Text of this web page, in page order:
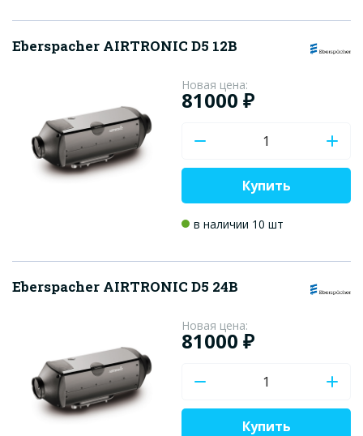
Eberspacher AIRTRONIC D5 12В
Новая цена:
81000 ₽
Купить
в наличии 10 шт
Eberspacher AIRTRONIC D5 24В
Новая цена:
81000 ₽
Купить